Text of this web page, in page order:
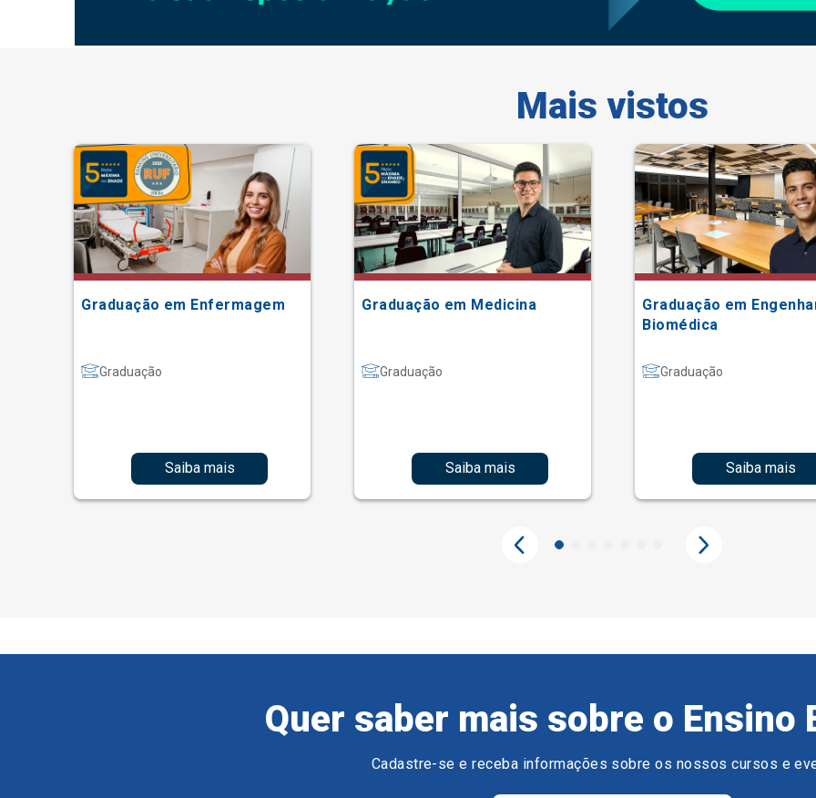
Mais vistos
Graduação em Enfermagem
Graduação
Saiba mais
Graduação em Medicina
Graduação
Saiba mais
Graduação em
Biomédica
Graduação
Saiba mais
Quer saber mais sobre o Ensino
Cadastre-se e receba informações sobre os nossos cursos e